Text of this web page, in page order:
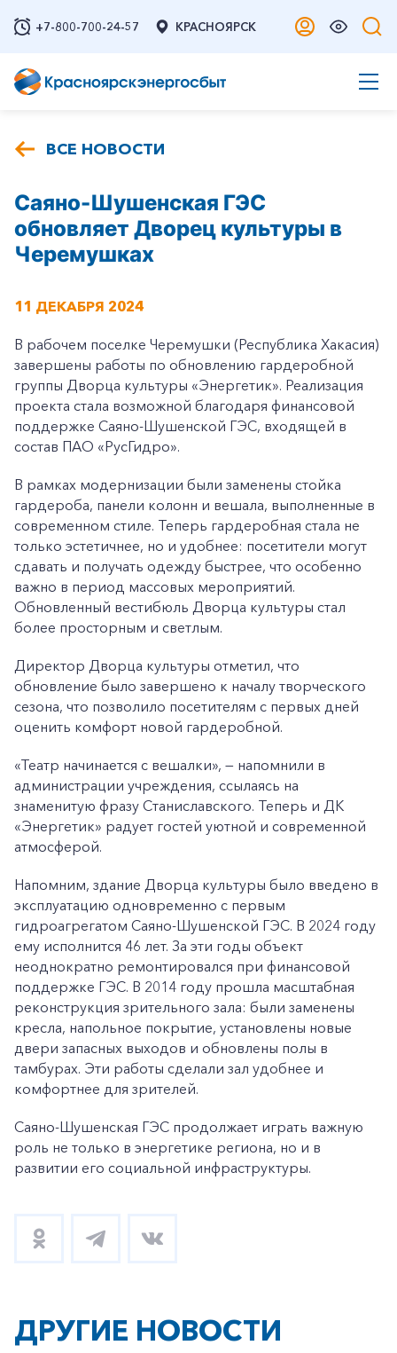
+7-800-700-24-57 КРАСНОЯРСК
ВСЕ НОВОСТИ
Саяно-Шушенская ГЭС
обновляет Дворец культуры в
Черемушках
11 ДЕКАБРЯ 2024
В рабочем поселке Черемушки (Республика Хакасия)
завершены работы по обновлению гардеробной
группы Дворца культуры «Энергетик». Реализация
проекта стала возможной благодаря финансовой
поддержке Саяно-Шушенской ГЭС, входящей в
состав ПАО «РусГидро».
В рамках модернизации были заменены стойка
гардероба, панели колонн и вешала, выполненные в
современном стиле. Теперь гардеробная стала не
только эстетичнее, но и удобнее: посетители могут
сдавать и получать одежду быстрее, что особенно
важно в период массовых мероприятий.
Обновленный вестибюль Дворца культуры стал
более просторным и светлым.
Директор Дворца культуры отметил, что
обновление было завершено к началу творческого
сезона, что позволило посетителям с первых дней
оценить комфорт новой гардеробной.
«Театр начинается с вешалки», — напомнили в
администрации учреждения, ссылаясь на
знаменитую фразу Станиславского. Теперь и ДК
«Энергетик» радует гостей уютной и современной
атмосферой.
Напомним, здание Дворца культуры было введено в
эксплуатацию одновременно с первым
гидроагрегатом Саяно-Шушенской ГЭС. В 2024 году
ему исполнится 46 лет. За эти годы объект
неоднократно ремонтировался при финансовой
поддержке ГЭС. В 2014 году прошла масштабная
реконструкция зрительного зала: были заменены
кресла, напольное покрытие, установлены новые
двери запасных выходов и обновлены полы в
тамбурах. Эти работы сделали зал удобнее и
комфортнее для зрителей.
Саяно-Шушенская ГЭС продолжает играть важную
роль не только в энергетике региона, но и в
развитии его социальной инфраструктуры.
ДРУГИЕ НОВОСТИ